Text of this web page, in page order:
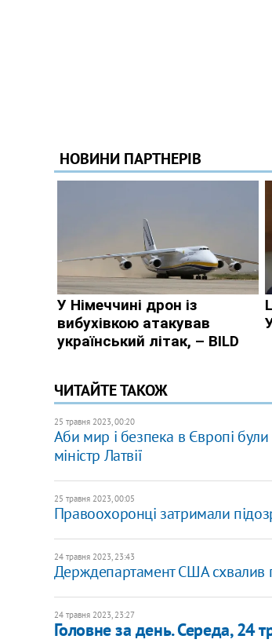
ЧИТАЙТЕ ТАКОЖ
25 травня 2023, 00:20
Аби мир і безпека в Європі
міністр Латвії
25 травня 2023, 00:05
Правоохоронці затримали
24 травня 2023, 23:43
Держдепартамент США схвалив
24 травня 2023, 23:27
Головне за день. Середа, 24